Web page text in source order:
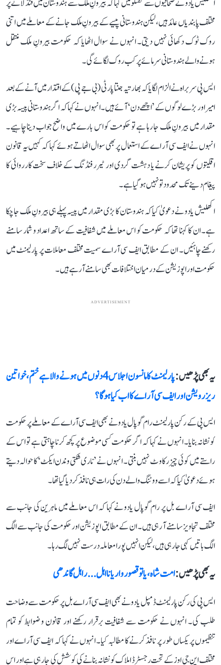
اکھلیش یادو نے صحافیوں سے گفتگو میں کہا کہ بیرونِ ملک سے ہندوستان میں فنڈ لانے پر
مختلف پابندیاں عائد ہیں، لیکن ہندوستانی پیسے کے بیرونِ ملک جانے کے معاملے میں اتنی
روک ٹوک دکھائی نہیں دیتی۔ انہوں نے سوال اٹھایا کہ حکومت بیرونِ ملک منتقل
ہونے والے ہندوستانی سرمائے پر کب روک لگائے گی۔
ایس پی سربراہ نے الزام لگایا کہ بھارتیہ جنتا پارٹی (بی جے پی) کے اقتدار میں آنے کے بعد
امیر اور بڑے لوگوں کے ’اچھے دن‘ آئے ہیں۔ انہوں نے کہا کہ اگر ہندوستانی پیسہ بڑی
مقدار میں بیرونِ ملک جا رہا ہے تو حکومت کو اس بارے میں واضح جواب دینا چاہیے۔
انہوں نے ایف سی آر اے کے استعمال پر بھی سوال اٹھاتے ہوئے کہا کہ کہیں یہ قانون
اقلیتوں کو پریشان کرنے یا دہشت گردی اور ٹیرر فنڈنگ کے خلاف سخت کارروائی کا
پیغام دینے تک محدود تو نہیں ہو گیا ہے۔
اکھلیش یادو نے دعویٰ کیا کہ ہندوستان کا بڑی مقدار میں پیسہ پہلے ہی بیرونِ ملک جا چکا
ہے۔ ان کا کہنا تھا کہ حکومت کو اس معاملے میں شفافیت کے ساتھ اعداد و شمار سامنے
رکھنے چاہئیں۔ ان کے مطابق ایف سی آر اے سمیت مختلف معاملات پر پارلیمنٹ میں
حکومت اور اپوزیشن کے درمیان اختلافات بھی سامنے آ رہے ہیں۔
ADVERTISEMENT
یہ بھی پڑھیں :
پارلیمنٹ کا مانسون اجلاس 4 دنوں میں ہونے والا ہے ختم، خواتین
ریزرویشن اور ایف سی آر اے کا اب کیا ہوگا؟
ایس پی کے رکن پارلیمنٹ رام گوپال یادو نے بھی ایف سی آر اے کے معاملے پر حکومت
کو نشانہ بنایا۔ انہوں نے کہا کہ اگر حکومت کسی موضوع پر کچھ کرنا چاہتی ہے تو اس کے
راستے میں کوئی چیز رکاوٹ نہیں بنتی۔ انہوں نے ’ناری شکتی وندن ایکٹ‘ کا حوالہ دیتے
ہوئے دعویٰ کیا کہ اسے ووٹنگ والے دن کی رات ہی نافذ کر دیا گیا تھا۔
ایف سی آر اے بل پر رام گوپال یادو نے کہا کہ اس معاملے میں ماہرین کی جانب سے
مختلف تجاویز سامنے آ رہی ہیں۔ ان کے مطابق اپوزیشن اور حکومت کی جانب سے الگ
الگ باتیں کہی جا رہی ہیں، لیکن انہیں پورا معاملہ درست نہیں لگ رہا۔
یہ بھی پڑھیں :امت شاہ، یا تو قصوروار یا نااہل... راہل گاندھی
ایس پی کی رکن پارلیمنٹ ڈمپل یادو نے بھی ایف سی آر اے بل پر حکومت سے وضاحت
طلب کی۔ انہوں نے حکومت سے شفافیت برقرار رکھنے اور قانون و ضوابط کو تمام
تنظیموں پر یکساں طور پر نافذ کرنے کا مطالبہ کیا۔ انہوں نے کہا کہ ایف سی آر اے اور
مختلف این جی اوز کے تحت رجسٹرڈ املاک کو نشانہ بنانے کی کوشش کی جا رہی ہے اور اس